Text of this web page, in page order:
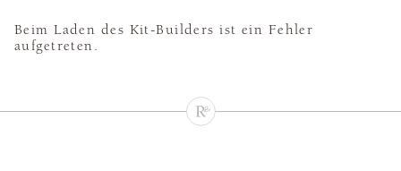
Beim Laden des Kit-Builders ist ein Fehler
aufgetreten.